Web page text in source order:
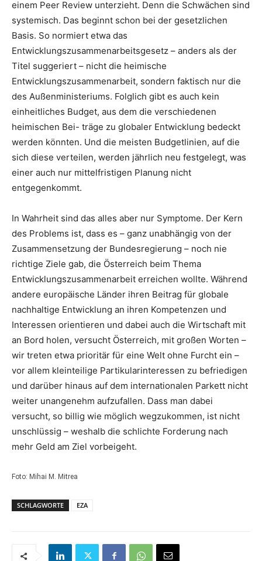
einem Peer Review unterzieht. Denn die Schwächen sind
systemisch. Das beginnt schon bei der gesetzlichen
Basis. So normiert etwa das
Entwicklungszusammenarbeitsgesetz – anders als der
Titel suggeriert – nicht die heimische
Entwicklungszusammenarbeit, sondern faktisch nur die
des Außenministeriums. Folglich gibt es auch kein
einheitliches Budget, aus dem die verschiedenen
heimischen Bei- träge zu globaler Entwicklung bedeckt
werden könnten. Und die meisten Budgetlinien, auf die
sich diese verteilen, werden jährlich neu festgelegt, was
einer auch nur mittelfristigen Planung nicht
entgegenkommt.
In Wahrheit sind das alles aber nur Symptome. Der Kern
des Problems ist, dass es – ganz unabhängig von der
Zusammensetzung der Bundesregierung – noch nie
richtige Ziele gab, die Österreich beim Thema
Entwicklungszusammenarbeit erreichen wollte. Während
andere europäische Länder ihren Beitrag für globale
nachhaltige Entwicklung an ihren Kompetenzen und
Interessen orientieren und dabei auch die Wirtschaft mit
an Bord holen, versucht Österreich, mit großen Worten –
wir treten etwa prioritär für eine Welt ohne Furcht ein –
vor allem kleinteilige Partikularinteressen zu befriedigen
und darüber hinaus auf dem internationalen Parkett nicht
weiter unangenehm aufzufallen. Dass man dabei
versucht, so billig wie möglich wegzukommen, ist nicht
unschlüssig – weshalb die schlichte Forderung nach
mehr Geld am Ziel vorbeigeht.
Foto: Mihai M. Mitrea
SCHLAGWORTE EZA